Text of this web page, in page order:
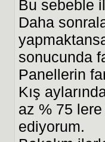
Bu sebeble
Daha
sonucunda
Panellerin
Kış
az % 75
ediyorum.